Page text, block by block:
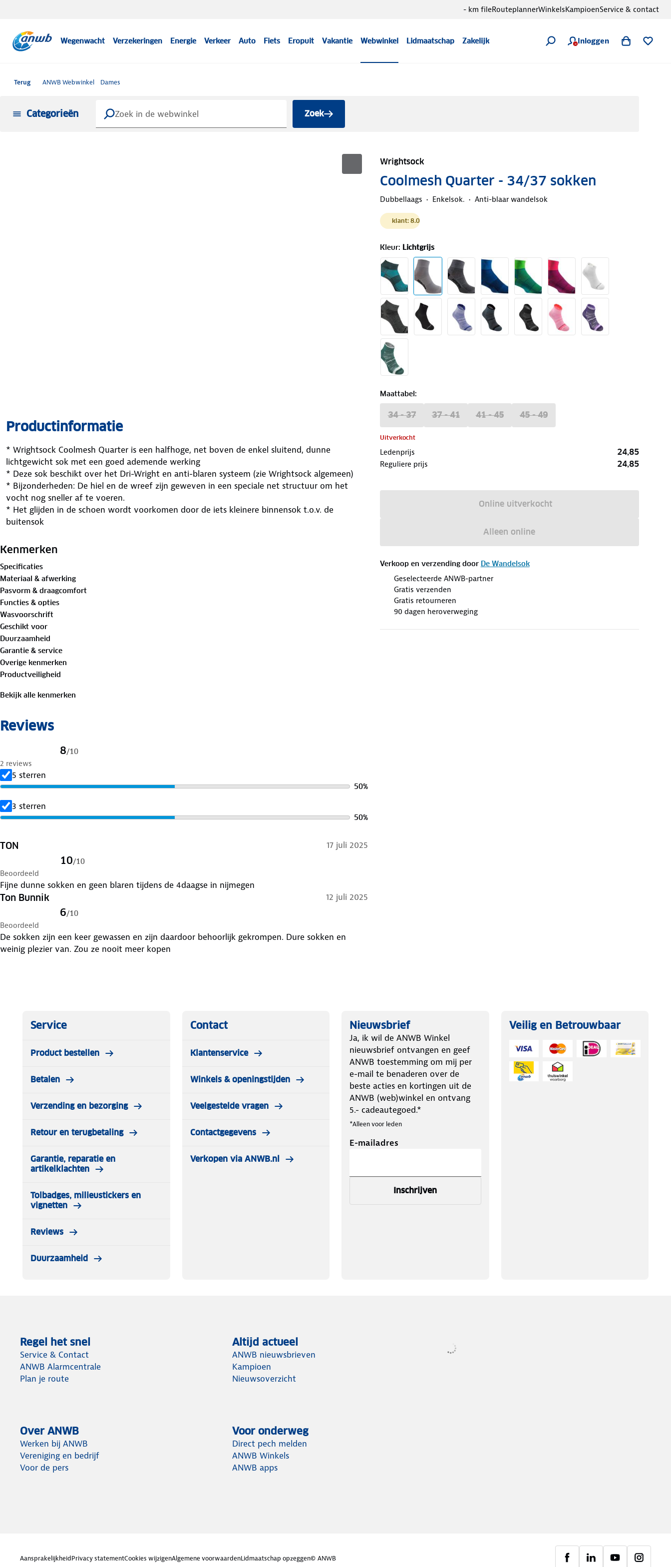
Wegenwacht Verzekeringen Energie Verkeer Auto Fiets Eropuit Vakantie Webwinkel Lidmaatschap Zakelijk Inloggen
- km fileRouteplannerWinkelsKampioenService & contact
Terug ANWB Webwinkel Dames
Categorieën Zoek
Wrightsock
Coolmesh Quarter - 34/37 sokken
Dubbellaags Enkelsok. Anti-blaar wandelsok
klant: 8.0
Kleur: Lichtgrijs
Maattabel:
34 - 37 37 - 41 41 - 45 45 - 49
Uitverkocht
Ledenprijs 24,85
Reguliere prijs 24,85
Online uitverkocht
Alleen online
Verkoop en verzending door De Wandelsok
Geselecteerde ANWB-partner
Gratis verzenden
Gratis retourneren
90 dagen heroverweging
Productinformatie
* Wrightsock Coolmesh Quarter is een halfhoge, net boven de enkel sluitend, dunne
lichtgewicht sok met een goed ademende werking
* Deze sok beschikt over het Dri-Wright en anti-blaren systeem (zie Wrightsock algemeen)
* Bijzonderheden: De hiel en de wreef zijn geweven in een speciale net structuur om het
vocht nog sneller af te voeren.
* Het glijden in de schoen wordt voorkomen door de iets kleinere binnensok t.o.v. de
buitensok
zijwaartse bewegingen
* Deze sokken zijn uitermate geschikt voor wandelschoenen, hardloopschoenen,
vrijetijdsschoenen en lichte bergschoenen
Kenmerken
Specificaties
Materiaal & afwerking
Pasvorm & draagcomfort
Functies & opties
Wasvoorschrift
Geschikt voor
Duurzaamheid
Garantie & service
Overige kenmerken
Productveiligheid
Bekijk alle kenmerken
Reviews
8/10
2 reviews
5 sterren
50%
3 sterren
50%
TON 17 juli 2025
10/10
Beoordeeld
Fijne dunne sokken en geen blaren tijdens de 4daagse in nijmegen
Ton Bunnik 12 juli 2025
6/10
Beoordeeld
De sokken zijn een keer gewassen en zijn daardoor behoorlijk gekrompen. Dure sokken en
weinig plezier van. Zou ze nooit meer kopen
Service
Product bestellen
Betalen
Verzending en bezorging
Retour en terugbetaling
Garantie, reparatie en
artikelklachten
Tolbadges, milieustickers en
vignetten
Reviews
Duurzaamheid
Contact
Klantenservice
Winkels & openingstijden
Veelgestelde vragen
Contactgegevens
Verkopen via ANWB.nl
Nieuwsbrief
Ja, ik wil de ANWB Winkel
nieuwsbrief ontvangen en geef
ANWB toestemming om mij per
e-mail te benaderen over de
beste acties en kortingen uit de
ANWB (web)winkel en ontvang
5.- cadeautegoed.*
*Alleen voor leden
E-mailadres
Inschrijven
Veilig en Betrouwbaar
Regel het snel
Service & Contact
ANWB Alarmcentrale
Plan je route
Altijd actueel
ANWB nieuwsbrieven
Kampioen
Nieuwsoverzicht
Over ANWB
Werken bij ANWB
Vereniging en bedrijf
Voor de pers
Voor onderweg
Direct pech melden
ANWB Winkels
ANWB apps
AansprakelijkheidPrivacy statementCookies wijzigenAlgemene voorwaardenLidmaatschap opzeggen© ANWB